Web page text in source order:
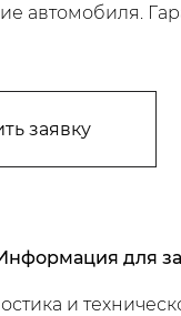
автомобиля.
заявку
для
и